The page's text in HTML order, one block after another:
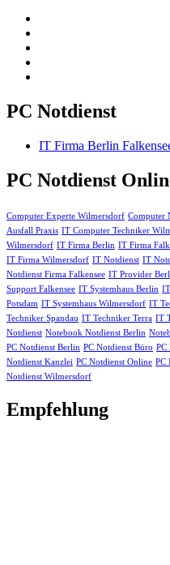
PC Notdienst
IT Firma Berlin
PC Notdienst
Computer Experte Wilmersdorf Computer
Ausfall Praxis IT Computer Techniker
Wilmersdorf IT Firma Berlin IT Firma
IT Firma Wilmersdorf IT Notdienst IT
Notdienst Firma Falkensee IT Provider
Support Falkensee IT Systemhaus Berlin
Potsdam IT Systemhaus Wilmersdorf IT
Techniker Spandau IT Techniker Terra IT
Notdienst Notebook Notdienst Berlin
PC Notdienst Berlin PC Notdienst Büro PC
Notdienst Kanzlei PC Notdienst Online PC
Notdienst Wilmersdorf
Empfehlung